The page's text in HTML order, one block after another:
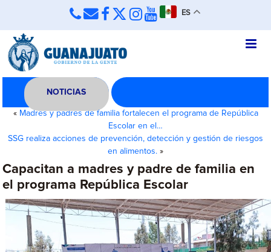
ES
NOTICIAS
« Madres y padres de familia fortalecen el programa de República
Escolar en el…
SSG realiza acciones de prevención, detección y gestión de riesgos
en alimentos. »
Capacitan a madres y padre de familia en
el programa República Escolar